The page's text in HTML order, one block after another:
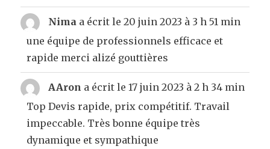
Nima a écrit le 20 juin 2023 à 3 h 51 min
une équipe de professionnels efficace et
rapide merci alizé gouttières
AAron a écrit le 17 juin 2023 à 2 h 34 min
Top Devis rapide, prix compétitif. Travail
impeccable. Très bonne équipe très
dynamique et sympathique